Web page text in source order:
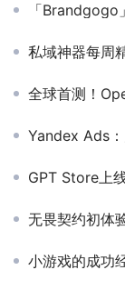
「Brandgogo」获近
私域神器每周精选
全球首测！
Yandex Ads：
GPT Store上线
无畏契约初体
小游戏的成功